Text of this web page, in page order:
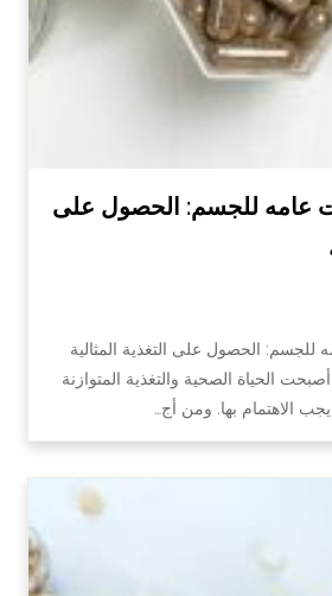
عامه للجسم: الحصول على
للجسم: الحصول على التغذية المثالية
الحياة الصحية والتغذية المتوازنة
الاهتمام بها. ومن أج…